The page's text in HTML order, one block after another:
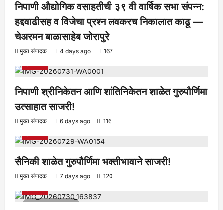
निपाणी औद्योगिक वसाहतीची ३९ वी वार्षिक सभा संपन्न:
हद्दवाढीसह व विजेचा प्रश्न लवकरच निकालात काढू —
चेअरमन बाळासाहेब जोरापुरे
मुख्य संपादक 4 days ago 167
आरोग्य क्रीडा ताज्या बातम्या निपाणी परिसर
निपाणी श्रीनिकेतन आणि शांतिनिकेतन शाळेत गुरुपौर्णिमा
उत्साहात साजरी!
मुख्य संपादक 6 days ago 116
आरोग्य क्रीडा ताज्या बातम्या निपाणी परिसर
सैनिकी शाळेत गुरुपौर्णिमा भक्तीभावाने साजरी!
मुख्य संपादक 7 days ago 120
1 minute read
आरोग्य क्रीडा ताज्या बातम्या निपाणी परिसर